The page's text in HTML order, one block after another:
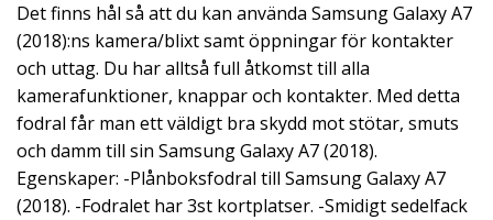
Det finns hål så att du kan använda Samsung Galaxy A7
(2018):ns kamera/blixt samt öppningar för kontakter
och uttag. Du har alltså full åtkomst till alla
kamerafunktioner, knappar och kontakter. Med detta
fodral får man ett väldigt bra skydd mot stötar, smuts
och damm till sin Samsung Galaxy A7 (2018).
Egenskaper: -Plånboksfodral till Samsung Galaxy A7
(2018). -Fodralet har 3st kortplatser. -Smidigt sedelfack